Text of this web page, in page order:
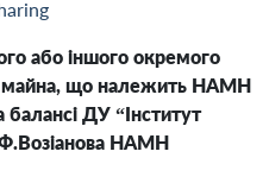
або іншого окремого
майна, що належить НАМН
балансі ДУ “Інститут
НАМН